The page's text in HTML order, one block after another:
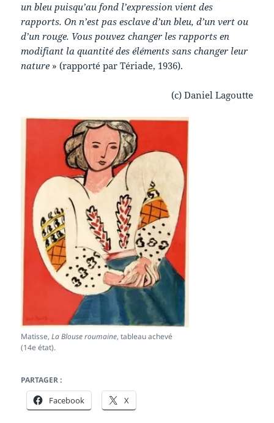
un bleu puisqu’au fond l’expression vient des
rapports. On n’est pas esclave d’un bleu, d’un vert ou
d’un rouge. Vous pouvez changer les rapports en
modifiant la quantité des éléments sans changer leur
nature » (rapporté par Tériade, 1936).
(c) Daniel Lagoutte
Matisse,La Blouse roumaine, tableau achevé
(14e état).
PARTAGER :
Facebook X